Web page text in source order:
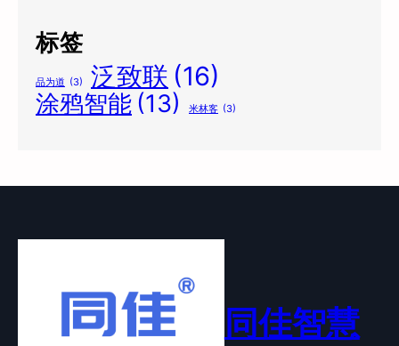
标签
品为道 (3) 泛致联 (16)
涂鸦智能 (13) 米林客 (3)
同佳智慧